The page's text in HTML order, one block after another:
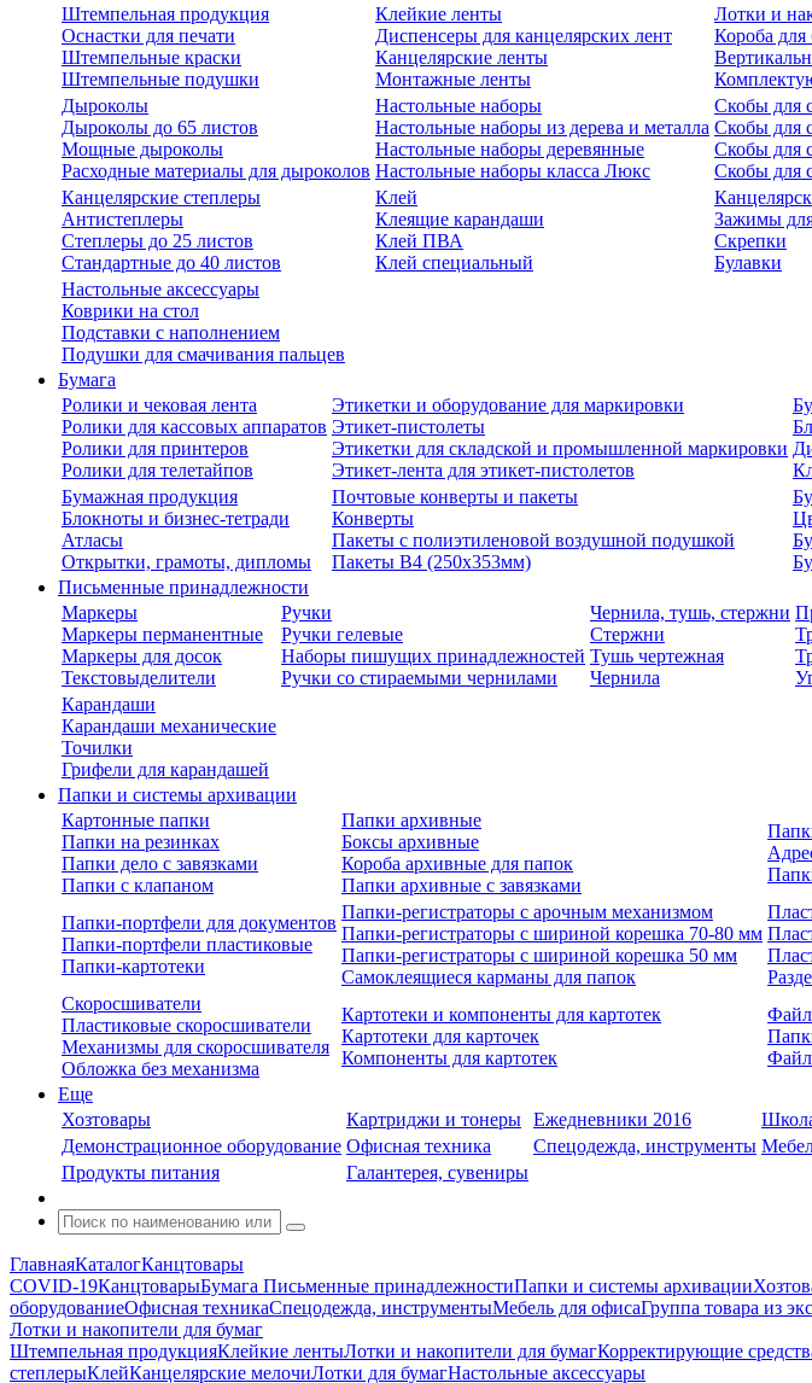
Штемпельная продукция
Оснастки для печати
Штемпельные краски
Штемпельные подушки
Клейкие ленты
Диспенсеры для канцелярских лент
Канцелярские ленты
Монтажные ленты
Лотки и
Короба для
Дыроколы
Дыроколы до 65 листов
Мощные дыроколы
Расходные материалы для дыроколов
Настольные наборы
Настольные наборы из дерева и металла
Настольные наборы деревянные
Настольные наборы класса Люкс
Скобы для
Скобы для
Скобы для
Скобы для
Канцелярские степлеры
Антистеплеры
Степлеры до 25 листов
Стандартные до 40 листов
Клей
Клеящие карандаши
Клей ПВА
Клей специальный
Зажимы
Скрепки
Булавки
Настольные аксессуары
Коврики на стол
Подставки с наполнением
Подушки для смачивания пальцев
Бумага
Ролики и чековая лента
Ролики для кассовых аппаратов
Ролики для принтеров
Ролики для телетайпов
Этикетки и оборудование для маркировки
Этикет-пистолеты
Этикетки для складской и промышленной маркировки
Этикет-лента для этикет-пистолетов
Бумажная продукция
Блокноты и бизнес-тетради
Атласы
Открытки, грамоты, дипломы
Почтовые конверты и пакеты
Конверты
Пакеты с полиэтиленовой воздушной подушкой
Пакеты В4 (250х353мм)
Письменные принадлежности
Маркеры
Маркеры перманентные
Маркеры для досок
Текстовыделители
Ручки
Ручки гелевые
Наборы пишущих принадлежностей
Ручки со стираемыми чернилами
Чернила, тушь, стержни
Стержни
Тушь чертежная
Чернила
Карандаши
Карандаши механические
Точилки
Грифели для карандашей
Папки и системы архивации
Картонные папки
Папки на резинках
Папки дело с завязками
Папки с клапаном
Папки архивные
Боксы архивные
Короба архивные для папок
Папки архивные с завязками
Папки-портфели для документов
Папки-портфели пластиковые
Папки-картотеки
Папки-регистраторы с арочным механизмом
Папки-регистраторы с шириной корешка 70-80 мм
Папки-регистраторы с шириной корешка 50 мм
Самоклеящиеся карманы для папок
Скоросшиватели
Пластиковые скоросшиватели
Механизмы для скоросшивателя
Обложка без механизма
Картотеки и компоненты для картотек
Картотеки для карточек
Компоненты для картотек
Еще
Хозтовары
Картриджи и тонеры Ежедневники 2016
Демонстрационное оборудование Офисная техника Спецодежда, инструменты
Продукты питания
Галантерея, сувениры
ГлавнаяКаталогКанцтовары
COVID-19КанцтоварыБумага Письменные принадлежностиПапки и системы архивации
оборудованиеОфисная техникаСпецодежда, инструментыМебель для офисаГруппа товара из
Лотки и накопители для бумаг
Штемпельная продукцияКлейкие лентыЛотки и накопители для бумагКорректирующие
степлерыКлейКанцелярские мелочиЛотки для бумагНастольные аксессуары